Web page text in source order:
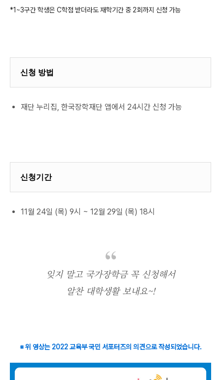
*1~3구간 학생은 C학점 받더라도 재학기간 중 2회까지 신청 가능
신청 방법
재단 누리집, 한국장학재단 앱에서 24시간 신청 가능
신청기간
11월 24일 (목) 9시 ~ 12월 29일 (목) 18시
잊지 말고 국가장학금 꼭 신청해서
알찬 대학생활 보내요~!
※ 위 영상는 2022 교육부 국민 서포터즈의 의견으로 작성되었습니다.